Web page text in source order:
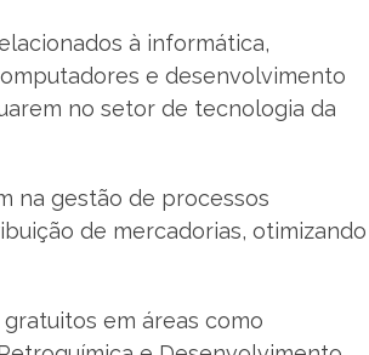
à informática,
e desenvolvimento
no setor de tecnologia da
na gestão de processos
de mercadorias, otimizando
em áreas como